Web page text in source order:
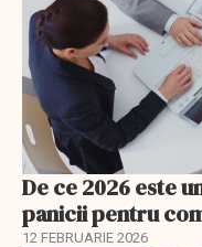
De ce 2026 este
panicii pentru
12 FEBRUARIE 2026